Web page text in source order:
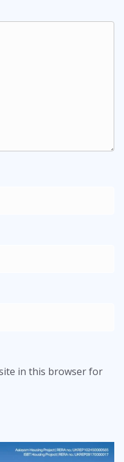
in this browser for